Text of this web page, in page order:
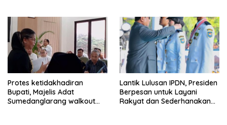
Protes ketidakhadiran
Bupati, Majelis Adat
Sumedanglarang walkout
Lantik Lulusan IPDN, Presiden
Berpesan untuk Layani
Rakyat dan Sederhanakan